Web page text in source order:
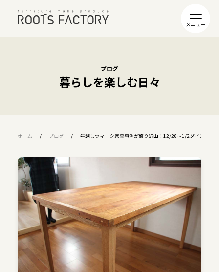
ブログ
暮らしを楽しむ日々
ホーム ブログ 年越しウィーク家具事例が盛り沢山！12/28〜1/2ダイジェスト